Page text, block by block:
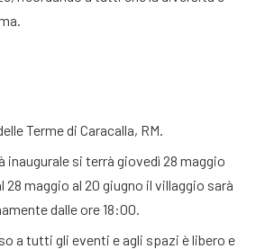
Terme di Caracalla, RM.
inaugurale si terrà giovedì 28 maggio
28 maggio al 20 giugno il villaggio sarà
dalle ore 18:00.
a tutti gli eventi e agli spazi è libero e